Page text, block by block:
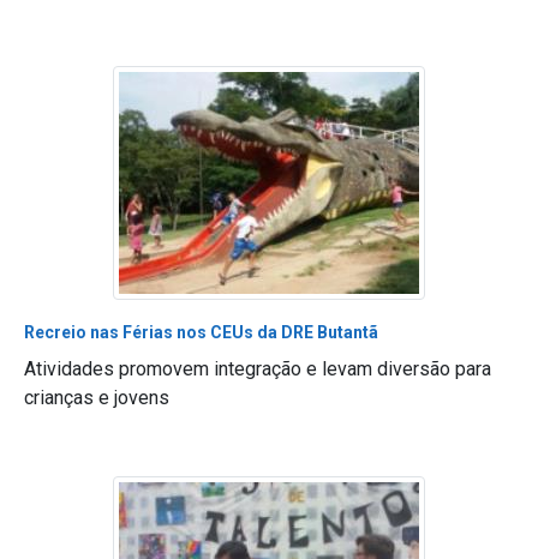
Recreio nas Férias nos CEUs da DRE Butantã
Atividades promovem integração e levam diversão para
crianças e jovens